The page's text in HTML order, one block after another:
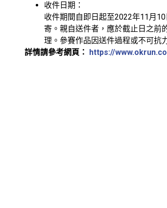
收件日期：
收件期間自即日起至2022年11月
寄。親自送件者，應於截止日之前
理。參賽作品因送件過程或不可抗
詳情請參考網頁： https://